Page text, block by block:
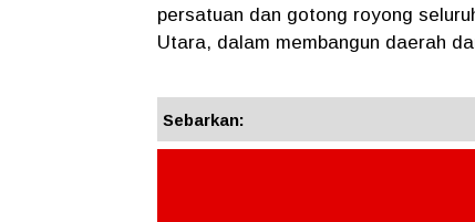
persatuan dan gotong royong
Utara, dalam membangun daerah
Sebarkan: